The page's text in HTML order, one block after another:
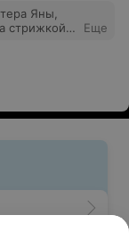
Яны,
стрижкой
Еще